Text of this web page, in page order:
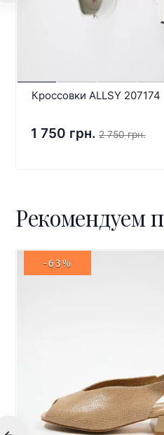
Кроссовки ALLSY 207174
1 750 грн. 2 750 грн.
Рекомендуем
-63%